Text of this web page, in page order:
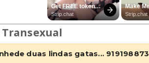
Transexual
duas lindas gatas... 919198873